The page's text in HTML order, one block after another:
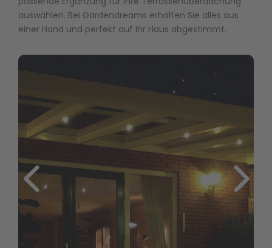
auswählen. Bei Gardendreams erhalten Sie alles aus
einer Hand und perfekt auf Ihr Haus abgestimmt.